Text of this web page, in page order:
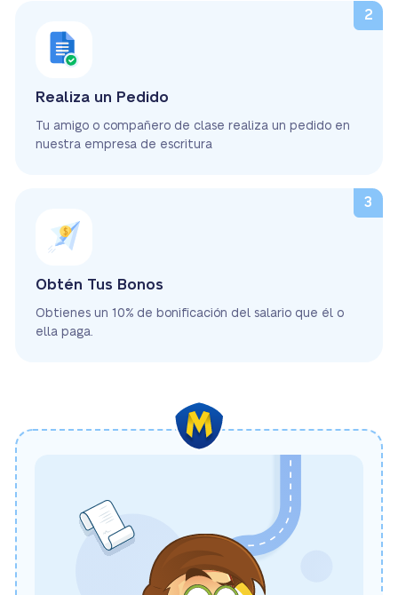
Realiza un Pedido
Tu amigo o compañero de clase realiza un pedido en
nuestra empresa de escritura
Obtén Tus Bonos
Obtienes un 10% de bonificación del salario que él o
ella paga.